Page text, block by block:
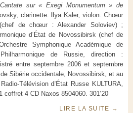
Cantate sur « Exegi Monumentum » de
clarinette. Ilya Kaler, violon. Chœur
(chef de chœur : Alexander Soloviev) ;
d’État de Novossibirsk (chef de
Symphonique Académique de
de Russie, direction :
entre septembre 2006 et septembre
Sibérie occidentale, Novossibirsk, et au
Télévision d’État Russe KULTURA,
coffret 4 CD Naxos 8504060. 301’20
LIRE LA SUITE →